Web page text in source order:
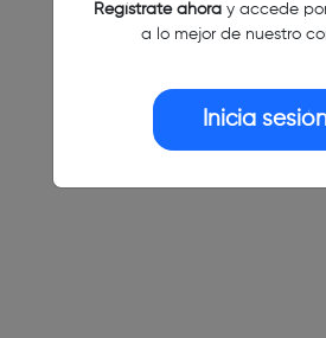
Regístrate ahoray accede
a lo mejor de nuestro
Inicia